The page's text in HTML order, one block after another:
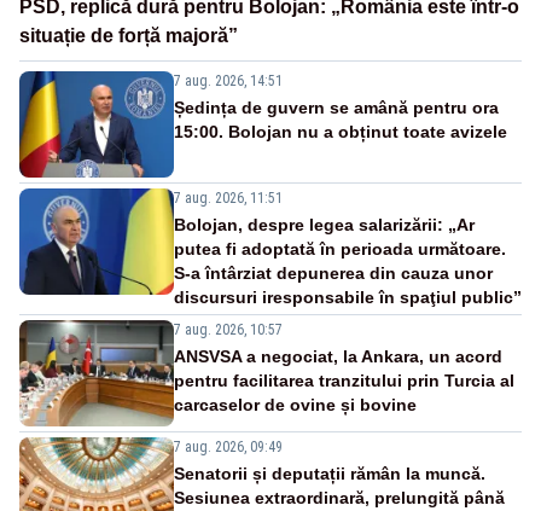
PSD, replică dură pentru Bolojan: „România este într-o
situație de forță majoră”
7 aug. 2026, 14:51
Ședința de guvern se amână pentru ora
15:00. Bolojan nu a obținut toate avizele
7 aug. 2026, 11:51
Bolojan, despre legea salarizării: „Ar
putea fi adoptată în perioada următoare.
S-a întârziat depunerea din cauza unor
discursuri iresponsabile în spaţiul public”
7 aug. 2026, 10:57
ANSVSA a negociat, la Ankara, un acord
pentru facilitarea tranzitului prin Turcia al
carcaselor de ovine și bovine
7 aug. 2026, 09:49
Senatorii și deputații rămân la muncă.
Sesiunea extraordinară, prelungită până